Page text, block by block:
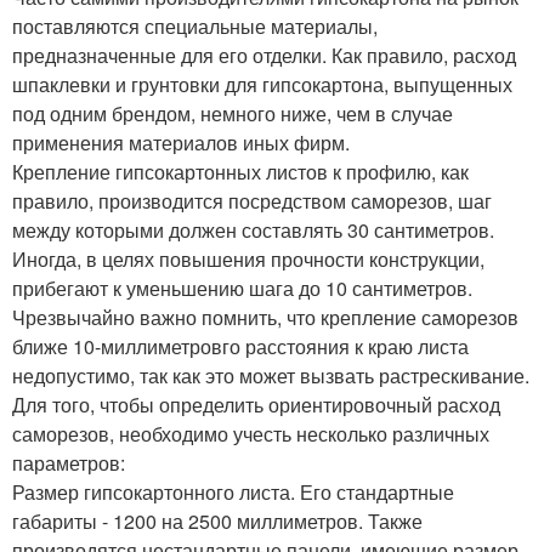
поставляются специальные материалы,
предназначенные для его отделки. Как правило, расход
шпаклевки и грунтовки для гипсокартона, выпущенных
под одним брендом, немного ниже, чем в случае
применения материалов иных фирм.
Крепление гипсокартонных листов к профилю, как
правило, производится посредством саморезов, шаг
между которыми должен составлять 30 сантиметров.
Иногда, в целях повышения прочности конструкции,
прибегают к уменьшению шага до 10 сантиметров.
Чрезвычайно важно помнить, что крепление саморезов
ближе 10-миллиметровго расстояния к краю листа
недопустимо, так как это может вызвать растрескивание.
Для того, чтобы определить ориентировочный расход
саморезов, необходимо учесть несколько различных
параметров:
Размер гипсокартонного листа. Его стандартные
габариты - 1200 на 2500 миллиметров. Также